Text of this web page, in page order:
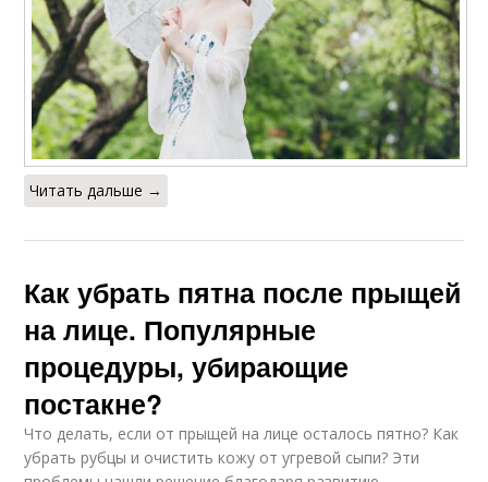
Читать дальше →
Как убрать пятна после прыщей
на лице. Популярные
процедуры, убирающие
постакне?
Что делать, если от прыщей на лице осталось пятно? Как
убрать рубцы и очистить кожу от угревой сыпи? Эти